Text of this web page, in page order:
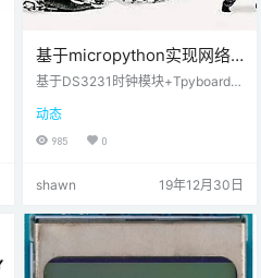
基于micropython实现网络
时间自动校准器
基于DS3231时钟模块+Tpyboard V
pyimport machine from machine i
mport I2C,Pin DS3231_ADDR = co
1' DS3231_RE…
动态
985 0
shawn 19年12月30日